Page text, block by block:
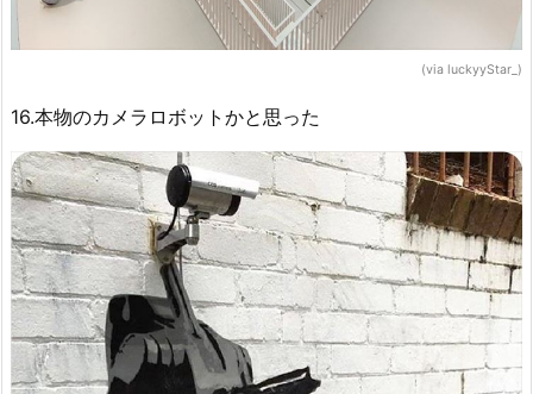
(via luckyyStar_)
16.本物のカメラロボットかと思った